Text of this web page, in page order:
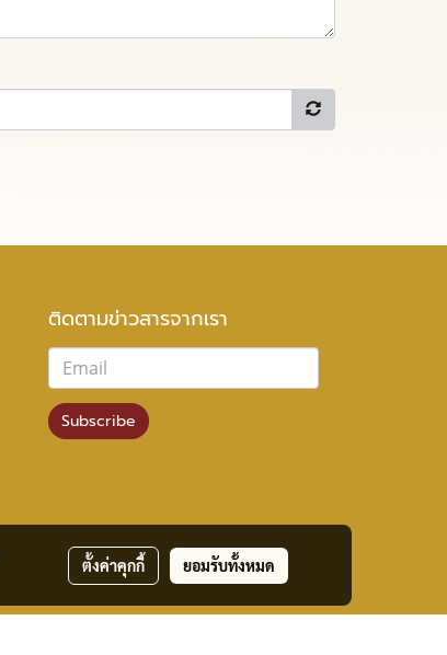
ติดตามข่าวสารจากเรา
Subscribe
ตั้งค่าคุกกี้ ยอมรับทั้งหมด